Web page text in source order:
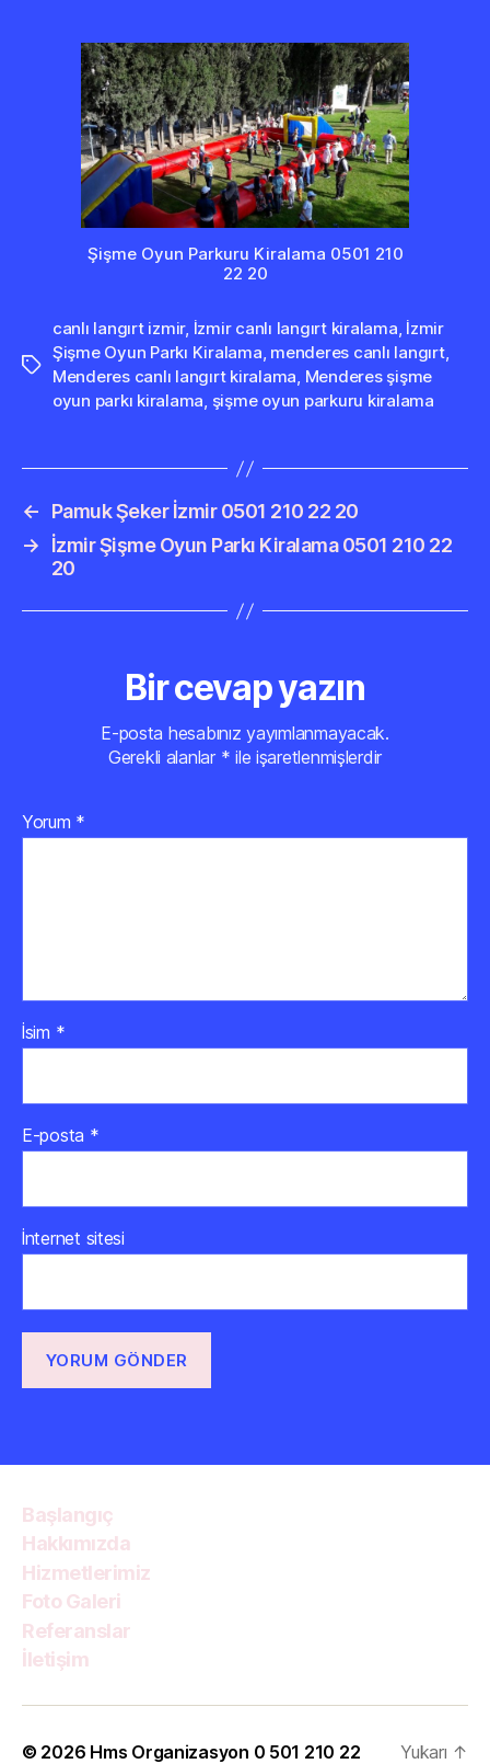
Şişme Oyun Parkuru Kiralama 0501 210
22 20
Etiketler
canlı langırt izmir, İzmir canlı langırt kiralama, İzmir
Şişme Oyun Parkı Kiralama, menderes canlı langırt,
Menderes canlı langırt kiralama, Menderes şişme
oyun parkı kiralama, şişme oyun parkuru kiralama
←
Pamuk Şeker İzmir 0501 210 22 20
→
İzmir Şişme Oyun Parkı Kiralama 0501 210 22
20
Bir cevap yazın
E-posta hesabınız yayımlanmayacak.
Gerekli alanlar * ile işaretlenmişlerdir
Yorum *
İsim *
E-posta *
İnternet sitesi
Başlangıç
Hakkımızda
Hizmetlerimiz
Foto Galeri
Referanslar
İletişim
© 2026 Hms Organizasyon 0 501 210 22 Yukarı ↑